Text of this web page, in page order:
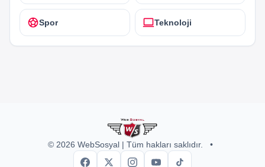
sports_soccerSpor computerTeknoloji
© 2026 WebSosyal | Tüm hakları saklıdır. •